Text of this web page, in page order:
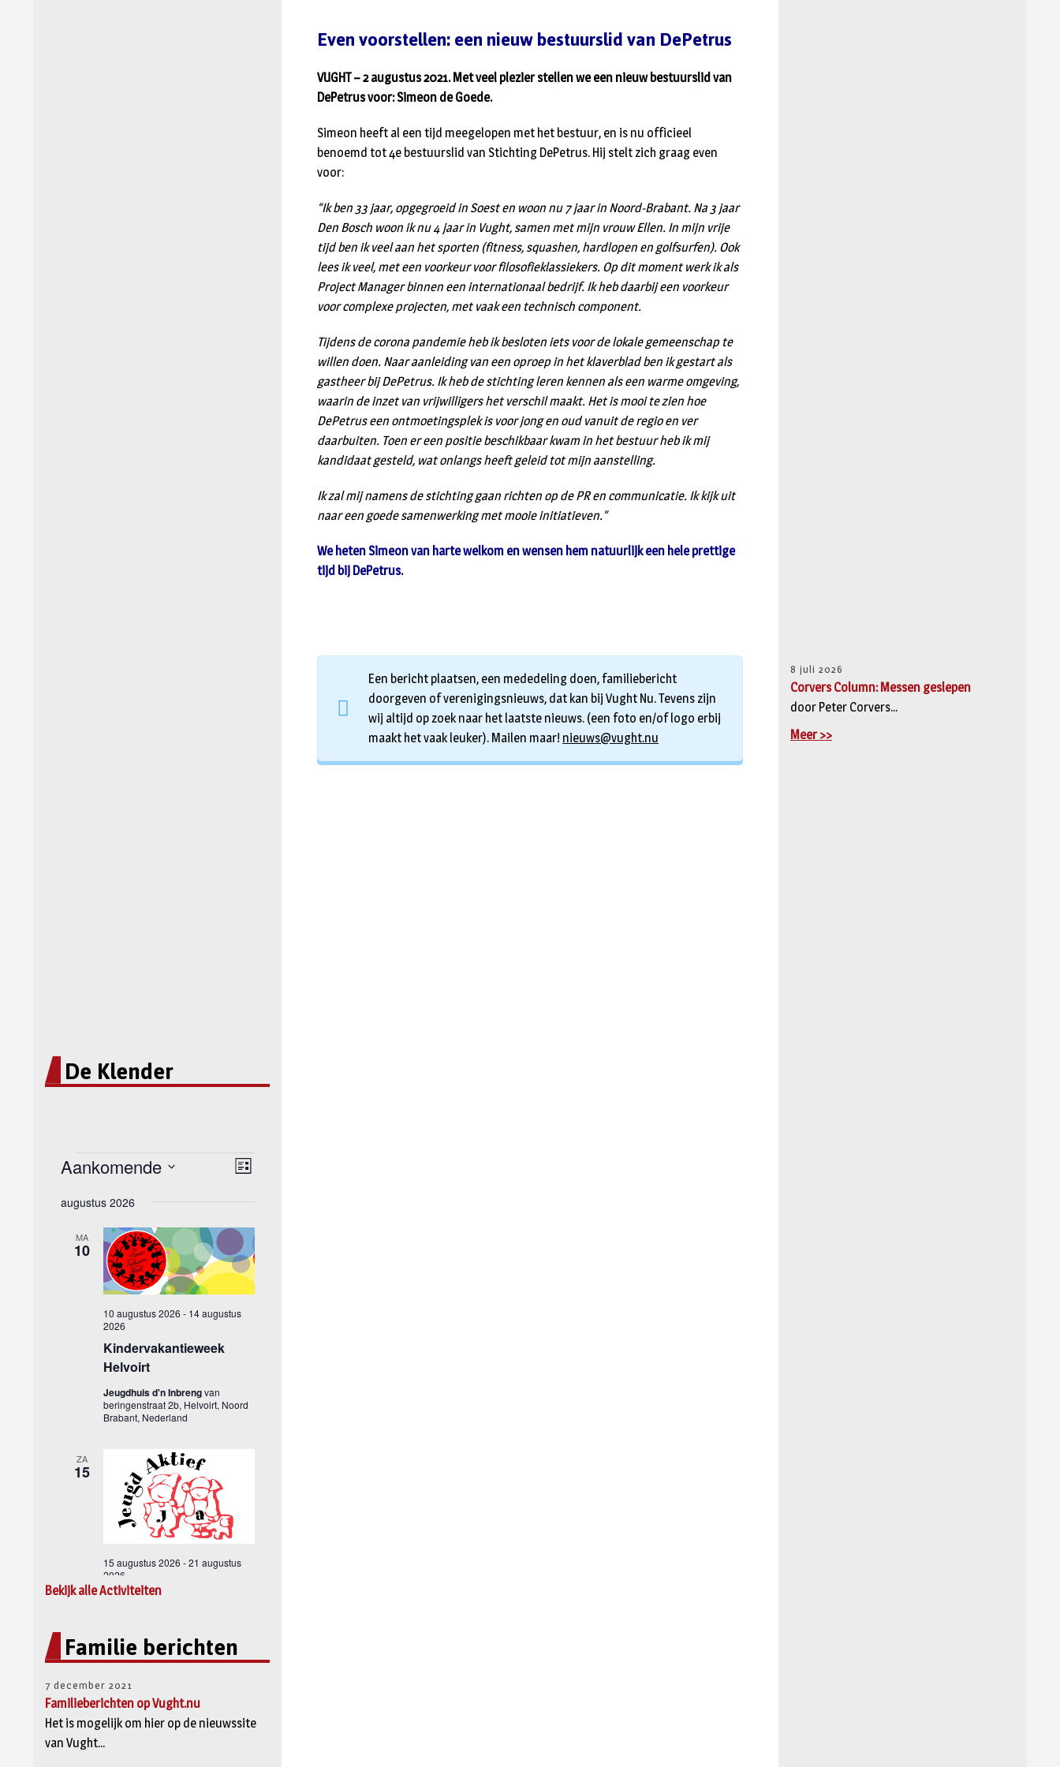
De Klender
Bekijk alle Activiteiten
Familie berichten
7 december 2021
Familieberichten op Vught.nu
Het is mogelijk om hier op de nieuwssite
van Vught...
Even voorstellen: een nieuw bestuurslid van DePetrus
VUGHT – 2 augustus 2021. Met veel plezier stellen we een nieuw bestuurslid van
DePetrus voor: Simeon de Goede.
Simeon heeft al een tijd meegelopen met het bestuur, en is nu officieel
benoemd tot 4e bestuurslid van Stichting DePetrus. Hij stelt zich graag even
voor:
“Ik ben 33 jaar, opgegroeid in Soest en woon nu 7 jaar in Noord-Brabant. Na 3 jaar
Den Bosch woon ik nu 4 jaar in Vught, samen met mijn vrouw Ellen. In mijn vrije
tijd ben ik veel aan het sporten (fitness, squashen, hardlopen en golfsurfen). Ook
lees ik veel, met een voorkeur voor filosofieklassiekers. Op dit moment werk ik als
Project Manager binnen een internationaal bedrijf. Ik heb daarbij een voorkeur
voor complexe projecten, met vaak een technisch component.
Tijdens de corona pandemie heb ik besloten iets voor de lokale gemeenschap te
willen doen. Naar aanleiding van een oproep in het klaverblad ben ik gestart als
gastheer bij DePetrus. Ik heb de stichting leren kennen als een warme omgeving,
waarin de inzet van vrijwilligers het verschil maakt. Het is mooi te zien hoe
DePetrus een ontmoetingsplek is voor jong en oud vanuit de regio en ver
daarbuiten. Toen er een positie beschikbaar kwam in het bestuur heb ik mij
kandidaat gesteld, wat onlangs heeft geleid tot mijn aanstelling.
Ik zal mij namens de stichting gaan richten op de PR en communicatie. Ik kijk uit
naar een goede samenwerking met mooie initiatieven.”
We heten Simeon van harte welkom en wensen hem natuurlijk een hele prettige
tijd bij DePetrus.
Een bericht plaatsen, een mededeling doen, familiebericht
doorgeven of verenigingsnieuws, dat kan bij Vught Nu. Tevens zijn
wij altijd op zoek naar het laatste nieuws. (een foto en/of logo erbij
maakt het vaak leuker). Mailen maar! nieuws@vught.nu
8 juli 2026
Corvers Column: Messen geslepen
door Peter Corvers...
Meer >>